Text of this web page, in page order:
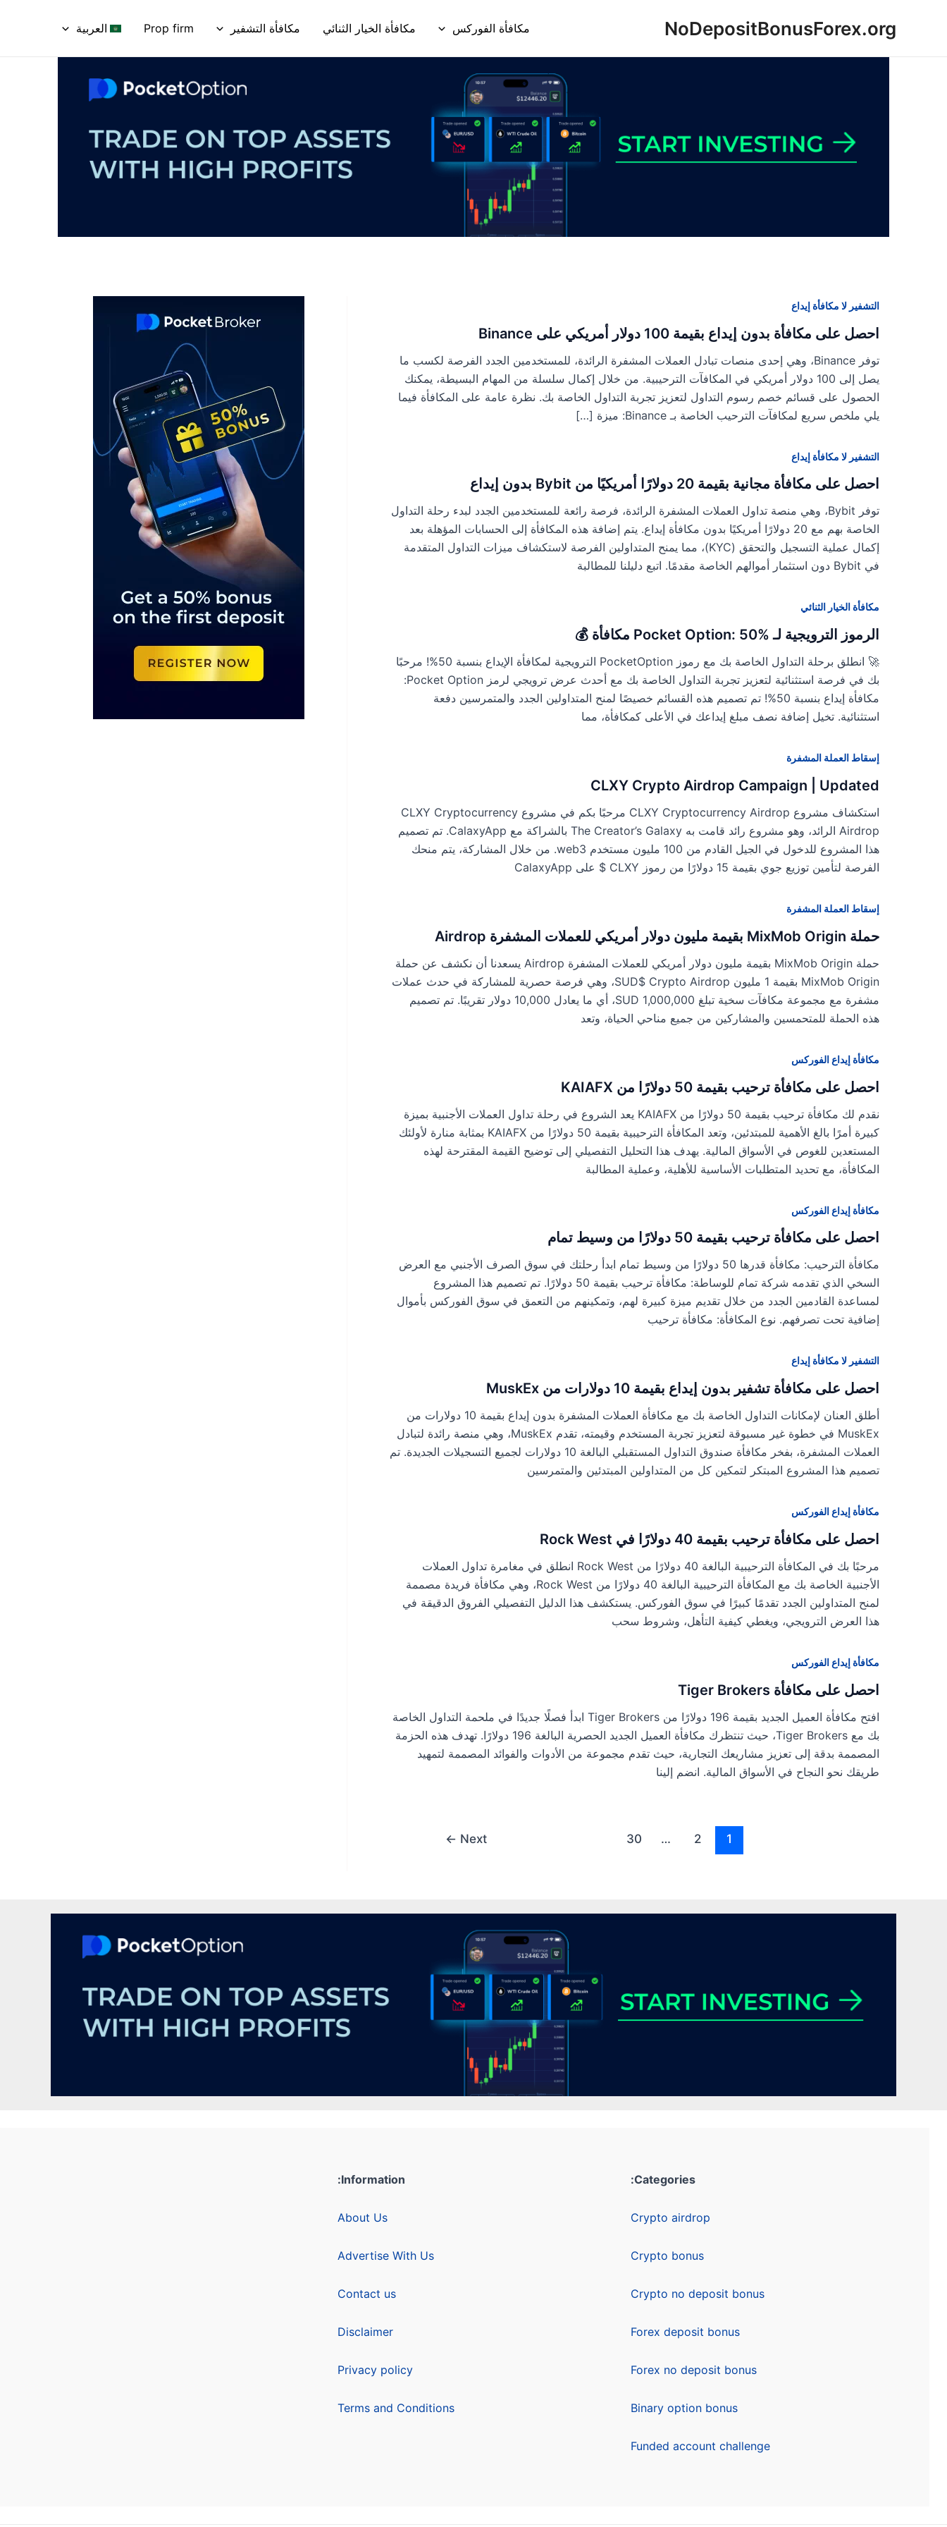
NoDepositBonusForex.org مكافأة الفوركس مكافأة الخيار الثنائي مكافأة التشفير Prop firm العربية
التشفير لا مكافأة إيداع
احصل على مكافأة بدون إيداع بقيمة 100 دولار أمريكي على Binance
توفر Binance، وهي إحدى منصات تبادل العملات المشفرة الرائدة، للمستخدمين الجدد الفرصة لكسب ما
يصل إلى 100 دولار أمريكي في المكافآت الترحيبية. من خلال إكمال سلسلة من المهام البسيطة، يمكنك
الحصول على قسائم خصم رسوم التداول لتعزيز تجربة التداول الخاصة بك. نظرة عامة على المكافأة فيما
يلي ملخص سريع لمكافآت الترحيب الخاصة بـ Binance: ميزة […]
التشفير لا مكافأة إيداع
احصل على مكافأة مجانية بقيمة 20 دولارًا أمريكيًا من Bybit بدون إيداع
توفر Bybit، وهي منصة تداول العملات المشفرة الرائدة، فرصة رائعة للمستخدمين الجدد لبدء رحلة التداول
الخاصة بهم مع 20 دولارًا أمريكيًا بدون مكافأة إيداع. يتم إضافة هذه المكافأة إلى الحسابات المؤهلة بعد
إكمال عملية التسجيل والتحقق (KYC)، مما يمنح المتداولين الفرصة لاستكشاف ميزات التداول المتقدمة
في Bybit دون استثمار أموالهم الخاصة مقدمًا. اتبع دليلنا للمطالبة
مكافأة الخيار الثنائي
الرموز الترويجية لـ Pocket Option: 50% مكافأة 💰
🚀 انطلق برحلة التداول الخاصة بك مع رموز PocketOption الترويجية لمكافأة الإيداع بنسبة 50%! مرحبًا
بك في فرصة استثنائية لتعزيز تجربة التداول الخاصة بك مع أحدث عرض ترويجي لرمز Pocket Option:
مكافأة إيداع بنسبة 50%! تم تصميم هذه القسائم خصيصًا لمنح المتداولين الجدد والمتمرسين دفعة
استثنائية. تخيل إضافة نصف مبلغ إيداعك في الأعلى كمكافأة، مما
إسقاط العملة المشفرة
CLXY Crypto Airdrop Campaign | Updated
استكشاف مشروع CLXY Cryptocurrency Airdrop مرحبًا بكم في مشروع CLXY Cryptocurrency
Airdrop الرائد، وهو مشروع رائد قامت به The Creator’s Galaxy بالشراكة مع CalaxyApp. تم تصميم
هذا المشروع للدخول في الجيل القادم من 100 مليون مستخدم web3. من خلال المشاركة، يتم منحك
الفرصة لتأمين توزيع جوي بقيمة 15 دولارًا من رموز CLXY $ على CalaxyApp
إسقاط العملة المشفرة
حملة MixMob Origin بقيمة مليون دولار أمريكي للعملات المشفرة Airdrop
حملة MixMob Origin بقيمة مليون دولار أمريكي للعملات المشفرة Airdrop يسعدنا أن نكشف عن حملة
MixMob Origin بقيمة 1 مليون SUD$ Crypto Airdrop، وهي فرصة حصرية للمشاركة في حدث عملات
مشفرة مع مجموعة مكافآت سخية تبلغ 1,000,000 SUD، أي ما يعادل 10,000 دولار تقريبًا. تم تصميم
هذه الحملة للمتحمسين والمشاركين من جميع مناحي الحياة، وتعد
مكافأة إيداع الفوركس
احصل على مكافأة ترحيب بقيمة 50 دولارًا من KAIAFX
نقدم لك مكافأة ترحيب بقيمة 50 دولارًا من KAIAFX يعد الشروع في رحلة تداول العملات الأجنبية بميزة
كبيرة أمرًا بالغ الأهمية للمبتدئين، وتعد المكافأة الترحيبية بقيمة 50 دولارًا من KAIAFX بمثابة منارة لأولئك
المستعدين للغوص في الأسواق المالية. يهدف هذا التحليل التفصيلي إلى توضيح القيمة المقترحة لهذه
المكافأة، مع تحديد المتطلبات الأساسية للأهلية، وعملية المطالبة
مكافأة إيداع الفوركس
احصل على مكافأة ترحيب بقيمة 50 دولارًا من وسيط تمام
مكافأة الترحيب: مكافأة قدرها 50 دولارًا من وسيط تمام ابدأ رحلتك في سوق الصرف الأجنبي مع العرض
السخي الذي تقدمه شركة تمام للوساطة: مكافأة ترحيب بقيمة 50 دولارًا. تم تصميم هذا المشروع
لمساعدة القادمين الجدد من خلال تقديم ميزة كبيرة لهم، وتمكينهم من التعمق في سوق الفوركس بأموال
إضافية تحت تصرفهم. نوع المكافأة: مكافأة ترحيب
التشفير لا مكافأة إيداع
احصل على مكافأة تشفير بدون إيداع بقيمة 10 دولارات من MuskEx
أطلق العنان لإمكانات التداول الخاصة بك مع مكافأة العملات المشفرة بدون إيداع بقيمة 10 دولارات من
MuskEx في خطوة غير مسبوقة لتعزيز تجربة المستخدم وقيمته، تقدم MuskEx، وهي منصة رائدة لتبادل
العملات المشفرة، بفخر مكافأة صندوق التداول المستقبلي البالغة 10 دولارات لجميع التسجيلات الجديدة. تم
تصميم هذا المشروع المبتكر لتمكين كل من المتداولين المبتدئين والمتمرسين
مكافأة إيداع الفوركس
احصل على مكافأة ترحيب بقيمة 40 دولارًا في Rock West
مرحبًا بك في المكافأة الترحيبية البالغة 40 دولارًا من Rock West انطلق في مغامرة تداول العملات
الأجنبية الخاصة بك مع المكافأة الترحيبية البالغة 40 دولارًا من Rock West، وهي مكافأة فريدة مصممة
لمنح المتداولين الجدد تقدمًا كبيرًا في سوق الفوركس. يستكشف هذا الدليل التفصيلي الفروق الدقيقة في
هذا العرض الترويجي، ويغطي كيفية التأهل، وشروط سحب
مكافأة إيداع الفوركس
احصل على مكافأة Tiger Brokers
افتح مكافأة العميل الجديد بقيمة 196 دولارًا من Tiger Brokers ابدأ فصلًا جديدًا في ملحمة التداول الخاصة
بك مع Tiger Brokers، حيث تنتظرك مكافأة العميل الجديد الحصرية البالغة 196 دولارًا. تهدف هذه الحزمة
المصممة بدقة إلى تعزيز مشاريعك التجارية، حيث تقدم مجموعة من الأدوات والفوائد المصممة لتمهيد
طريقك نحو النجاح في الأسواق المالية. انضم إلينا
1
2
…
30
Next
←
Categories:
Crypto airdrop
Crypto bonus
Crypto no deposit bonus
Forex deposit bonus
Forex no deposit bonus
Binary option bonus
Funded account challenge
Information:
About Us
Advertise With Us
Contact us
Disclaimer
Privacy policy
Terms and Conditions